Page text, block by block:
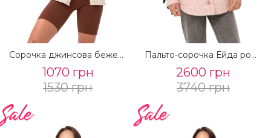
Сорочка джинсова бежева
1070 грн
1530 грн
Пальто-сорочка Ейда рожевий
2600 грн
3740 грн